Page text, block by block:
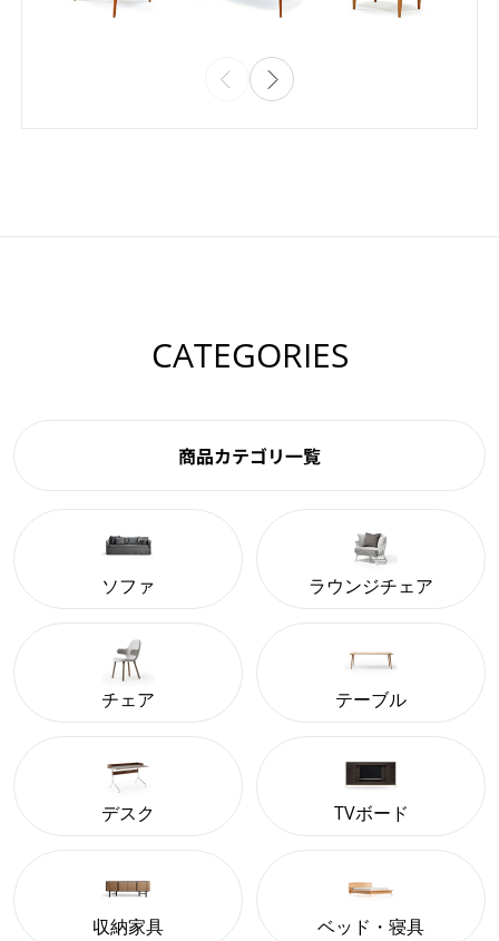
CATEGORIES
商品カテゴリ一覧
ソファ ラウンジチェア
チェア テーブル
デスク TVボード
収納家具 ベッド・寝具